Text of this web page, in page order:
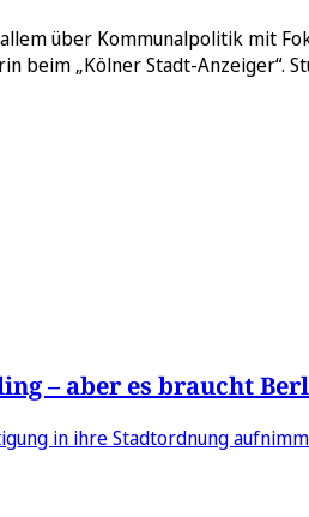
über Kommunalpolitik mit
„Kölner Stadt-Anzeiger“.
– aber es braucht
in ihre Stadtordnung